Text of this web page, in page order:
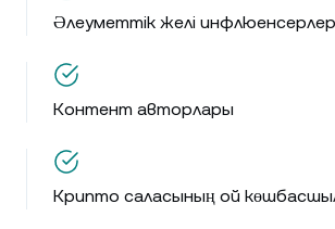
Әлеуметтік желі
Контент авторлары
Крипто саласының ой